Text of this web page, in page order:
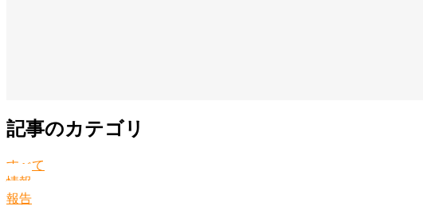
記事のカテゴリ
すべて
情報
報告